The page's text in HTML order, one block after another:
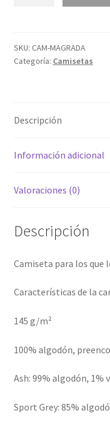
SKU: CAM-MAGRADA
Categoría: Camisetas
Descripción
Información adicional
Valoraciones (0)
Descripción
Camiseta para los que
Características de la
145 g/m²
100% algodón,
Ash: 99% algodón, 1%
Sport Grey: 85%